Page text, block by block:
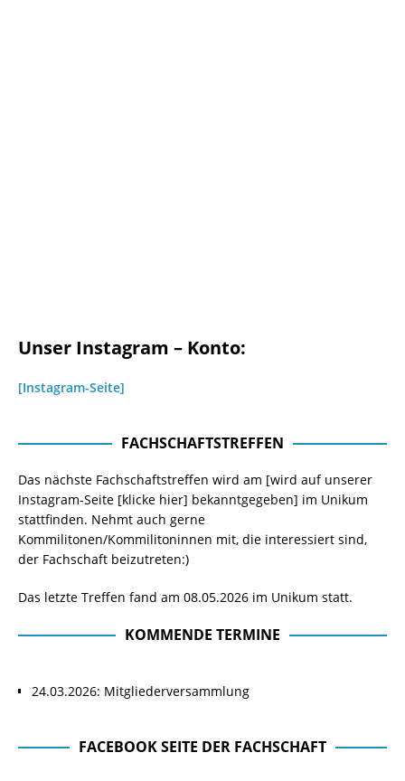
Unser Instagram – Konto:
[Instagram-Seite]
FACHSCHAFTSTREFFEN
Das nächste Fachschaftstreffen wird am [wird auf unserer
Instagram-Seite [klicke hier] bekanntgegeben] im Unikum
stattfinden. Nehmt auch gerne
Kommilitonen/Kommilitoninnen mit, die interessiert sind,
der Fachschaft beizutreten:)
Das letzte Treffen fand am 08.05.2026 im Unikum statt.
KOMMENDE TERMINE
24.03.2026: Mitgliederversammlung
FACEBOOK SEITE DER FACHSCHAFT